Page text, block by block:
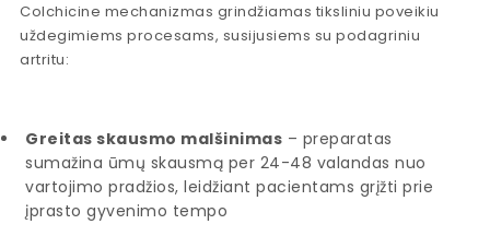
Colchicine mechanizmas grindžiamas tiksliniu poveikiu
uždegimiems procesams, susijusiems su podagriniu
artritu:
Greitas skausmo malšinimas – preparatas
sumažina ūmų skausmą per 24-48 valandas nuo
vartojimo pradžios, leidžiant pacientams grįžti prie
įprasto gyvenimo tempo